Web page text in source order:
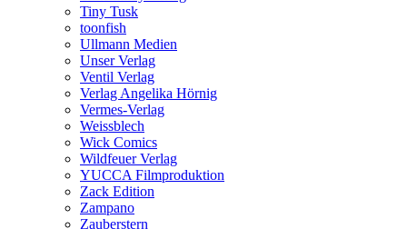
Tiny Tusk
toonfish
Ullmann Medien
Unser Verlag
Ventil Verlag
Verlag Angelika Hörnig
Vermes-Verlag
Weissblech
Wick Comics
Wildfeuer Verlag
YUCCA Filmproduktion
Zack Edition
Zampano
Zauberstern